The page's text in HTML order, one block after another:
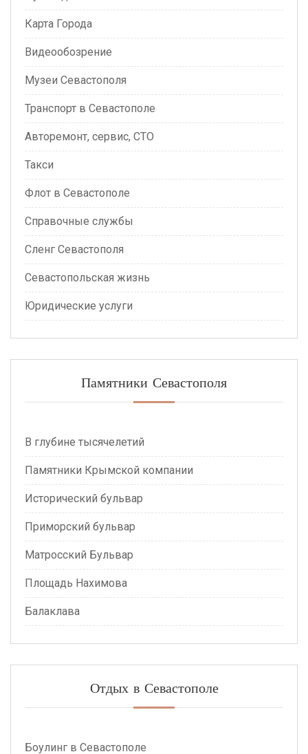
Карта Города
Видеообозрение
Музеи Севастополя
Транспорт в Севастополе
Авторемонт, сервис, СТО
Такси
Флот в Севастополе
Справочные службы
Сленг Севастополя
Севастопольская жизнь
Юридические услуги
Памятники Севастополя
В глубине тысячелетий
Памятники Крымской компании
Исторический бульвар
Приморский бульвар
Матросский Бульвар
Площадь Нахимова
Балаклава
Отдых в Севастополе
Боулинг в Севастополе